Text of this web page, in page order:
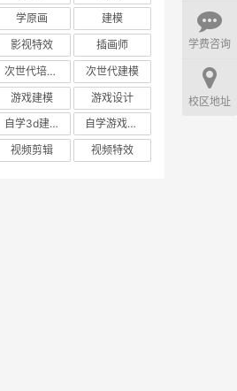
学原画
建模
影视特效
插画师
次世代培训机构
次世代建模
游戏建模
游戏设计
自学3d建模
自学游戏建模
视频剪辑 视频特效
学费咨询
校区地址